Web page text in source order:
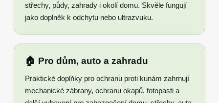
střechy, půdy, zahrady i okolí domu. Skvěle fungují
jako doplněk k odchytu nebo ultrazvuku.
🏠 Pro dům, auto a zahradu
Praktické doplňky pro ochranu proti kunám zahrnují
mechanické zábrany, ochranu okapů, fotopasti a